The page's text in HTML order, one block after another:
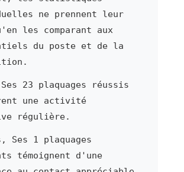
ne prennent leur
les comparant aux
du poste et de la
23 plaquages réussis
une activité
régulière.
Ses 1 plaquages
témoignent d'une